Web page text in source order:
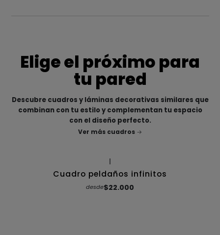
Elige el próximo para
tu pared
Descubre cuadros y láminas decorativas similares que
combinan con tu estilo y complementan tu espacio
con el diseño perfecto.
Ver más cuadros
Cuadro peldaños infinitos
desde$22.000